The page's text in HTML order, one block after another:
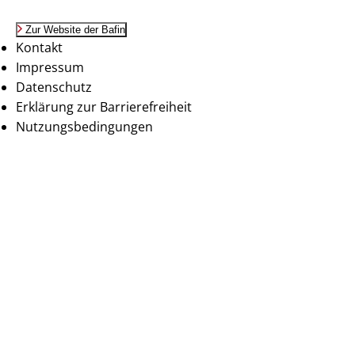
Zur Website der Bafin
Kontakt
Impressum
Datenschutz
Erklärung zur Barrierefreiheit
Nutzungsbedingungen